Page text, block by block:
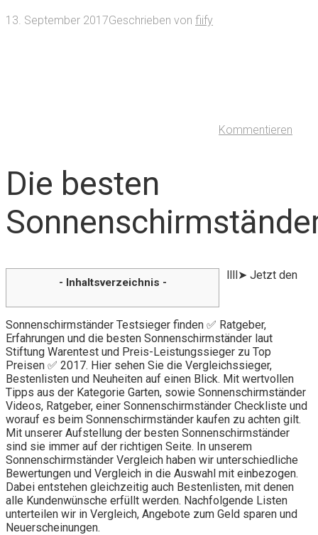
13. September 2017Geschrieben von fiify
Kommentieren
Die besten
- Inhaltsverzeichnis -
llll➤ Jetzt den
Sonnenschirmständer Testsieger finden ✅ Ratgeber,
Erfahrungen und die besten Sonnenschirmständer laut
Stiftung Warentest und Preis-Leistungssieger zu Top
Preisen ✅ 2017. Hier sehen Sie die Vergleichssieger,
Bestenlisten und Neuheiten auf einen Blick. Mit wertvollen
Tipps aus der Kategorie Garten, sowie Sonnenschirmständer
Videos, Ratgeber, einer Sonnenschirmständer Checkliste und
worauf es beim Sonnenschirmständer kaufen zu achten gilt.
Mit unserer Aufstellung der besten Sonnenschirmständer
sind sie immer auf der richtigen Seite. In unserem
Sonnenschirmständer Vergleich haben wir unterschiedliche
Bewertungen und Vergleich in die Auswahl mit einbezogen.
Dabei entstehen gleichzeitig auch Bestenlisten, mit denen
alle Kundenwünsche erfüllt werden. Nachfolgende Listen
unterteilen wir in Vergleich, Angebote zum Geld sparen und
Neuerscheinungen.